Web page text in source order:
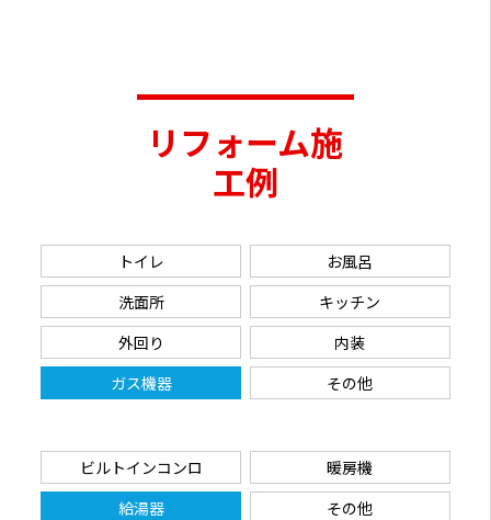
リフォーム施
工例
トイレ
お風呂
洗面所
キッチン
外回り
内装
ガス機器
その他
ビルトインコンロ
暖房機
給湯器
その他